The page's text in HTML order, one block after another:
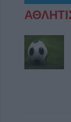
Ο Δήμος
8 Αυγούστου
Το
Κινητής
8 Αυγούστου